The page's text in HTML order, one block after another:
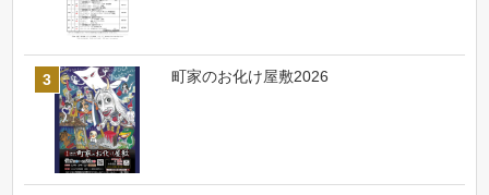
町家のお化け屋敷2026